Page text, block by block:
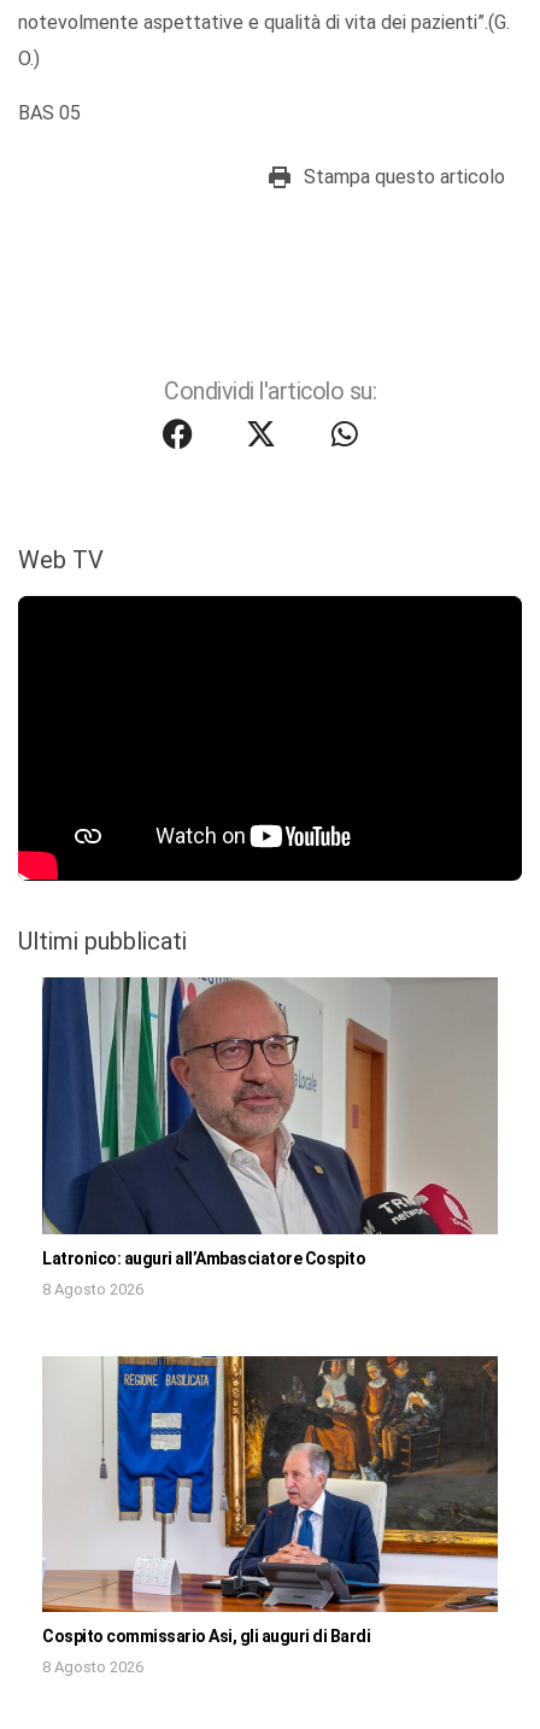
notevolmente aspettative e qualità di vita dei pazienti”.(G.
O.)
BAS 05
Stampa questo articolo
Condividi l'articolo su:
Web TV
Ultimi pubblicati
Latronico: auguri all’Ambasciatore Cospito
8 Agosto 2026
Cospito commissario Asi, gli auguri di Bardi
8 Agosto 2026